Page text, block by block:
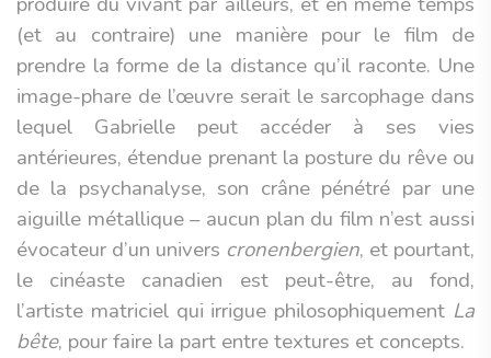
(et au contraire) une manière pour le film de
prendre la forme de la distance qu’il raconte. Une
image-phare de l’œuvre serait le sarcophage dans
lequel Gabrielle peut accéder à ses vies
antérieures, étendue prenant la posture du rêve ou
de la psychanalyse, son crâne pénétré par une
aiguille métallique – aucun plan du film n’est aussi
évocateur d’un univers cronenbergien, et pourtant,
le cinéaste canadien est peut-être, au fond,
l’artiste matriciel qui irrigue philosophiquement La
bête, pour faire la part entre textures et concepts.